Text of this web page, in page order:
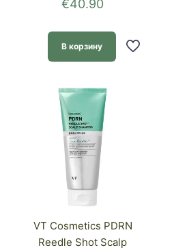
€40.90
В корзину
VT Cosmetics PDRN
Reedle Shot Scalp